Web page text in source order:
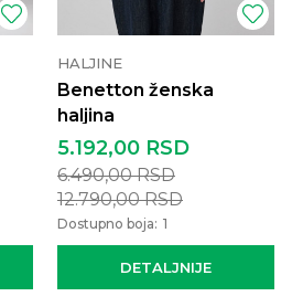
HALJINE
Benetton ženska
haljina
DETALJNIJE
5.192,00 RSD
6.490,00RSD
12.790,00RSD
Dostupno boja: 1